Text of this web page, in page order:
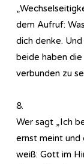
dem Aufruf:
dich denke.
beide haben
verbunden zu
8.
Wer sagt „Ich
ernst meint und
weiß: Gott im